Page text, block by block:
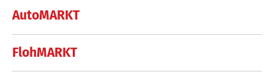
AutoMARKT
FlohMARKT